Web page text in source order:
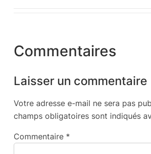
Commentaires
Laisser un commentaire
Votre adresse e-mail ne sera pas
champs obligatoires sont indiqués
Commentaire *